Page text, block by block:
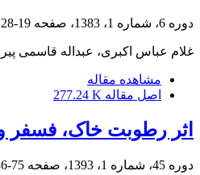
دوره 6، شماره 1، 1383، صفحه 19-28
غلام عباس اکبری، عبداله قاسمی
مشاهده مقاله
اصل مقاله 277.24 K
اثر رطوبت خاک، فسفر
دوره 45، شماره 1، 1393، صفحه 75-86